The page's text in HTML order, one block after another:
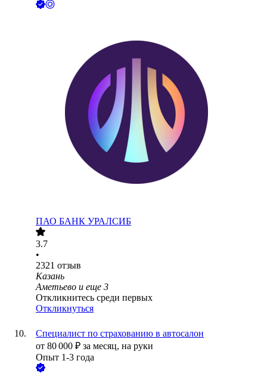
ПАО БАНК УРАЛСИБ
3.7
•
2321 отзыв
Казань
Аметьево и еще 3
Откликнитесь среди первых
Откликнуться
Специалист по страхованию в автосалон
от 80 000 ₽ за месяц, на руки
Опыт 1-3 года